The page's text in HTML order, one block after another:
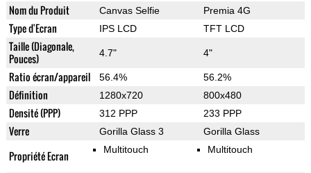
Nom du Produit Canvas Selfie Premia 4G
Type d'Ecran IPS LCD TFT LCD
Taille (Diagonale,
Pouces)
4.7" 4"
Ratio écran/appareil 56.4% 56.2%
Définition 1280x720 800x480
Densité (PPP) 312 PPP 233 PPP
Verre Gorilla Glass 3 Gorilla Glass
Propriété Ecran Multitouch Multitouch